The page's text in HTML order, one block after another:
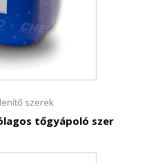
szerek
tőgyápoló szer